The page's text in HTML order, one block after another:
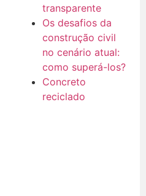
transparente
Os desafios da
construção civil
no cenário atual:
como superá-los?
Concreto
reciclado